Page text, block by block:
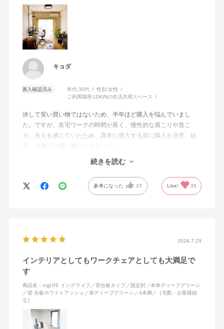
キョダ
購入確認済み 年代:30代 性別:女性
ご利用場所:LDK内の生活共用スペース
決して安い買い物ではないため、半年ほど購入を悩んでいまし
た。ですが、在宅ワークの時間が長く、慢性的な肩こりや首こ
り、冷えを感じていたため、真冬に突入する前に購入を決意。結
果、大満足の買い物となりました！
わたしはモニター2台を使って作業をしていますが、前のめりの姿
勢で作業に集中をしたいときも、少し引いて2台のモニター全体を
俯瞰したいときも、自分の動きに座面が前後してついてきてくれ
うど背面の角が肩甲骨の下にあたるのが気持ちいい……！
座面はゆらゆら左右にも揺れて、スキマなく続きがちなオンライ
ンミーティングの時間も、からだを動かすことでリラックスでき
ます。使ってみて気づいたことですが、固定肘の裏面、にぎった
ときに指があたる部分が、ほどよくプニプニと柔らかく安心感が
ありますね。
無意識にムダな力が入った状態でPC作業をする毎日でしたが、か
続きを読む
参考になった 37 Like! 35
2026.7.29
インテリアとしてもワークチェアとしても大満足で
す
商品名：ingLIFE イングライフ／背合板タイプ／固定肘／本体ディープグリーン
／背 合板ホワイトアッシュ／座ディープグリーン／4本脚／［宅配・お客様組
立］